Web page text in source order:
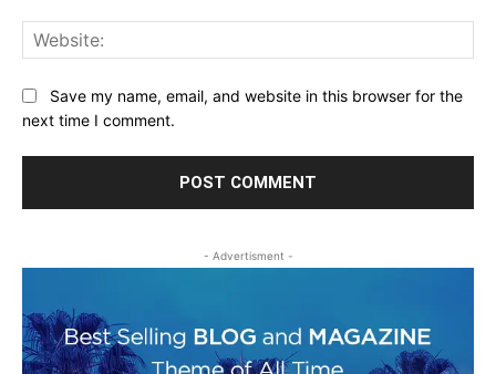
Save my name, email, and website in this browser for the
next time I comment.
- Advertisment -